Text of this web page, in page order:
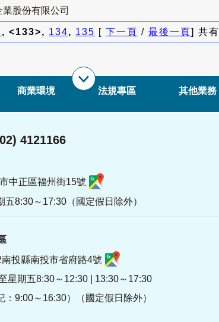
股份有限公司
, <133>, 134, 135 [ 下一頁 / 最後一頁] 共有
商業環境 法規專區 其他業務
4121166
中正區福州街15號
8:30～17:30（國定假日除外）
投縣南投市省府路4號
星期五8:30～12:30 | 13:30～17:30
：9:00～16:30）（國定假日除外）